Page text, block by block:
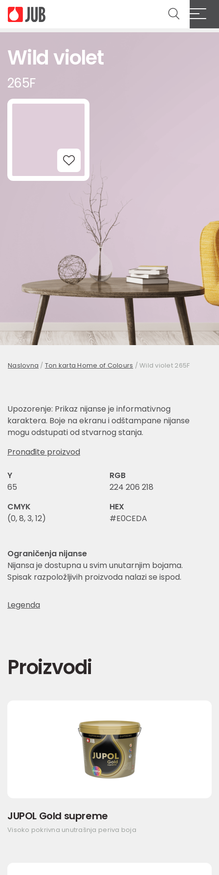
Wild violet
265F
Add to Wishlist
Naslovna / Ton karta Home of Colours /Wild violet 265F
Upozorenje: Prikaz nijanse je informativnog
karaktera. Boje na ekranu i odštampane nijanse
mogu odstupati od stvarnog stanja.
Pronađite proizvod
Y
65
RGB
224 206 218
CMYK
(0, 8, 3, 12)
HEX
#E0CEDA
Ograničenja nijanse
Nijansa je dostupna u svim unutarnjim bojama.
Spisak razpoložljivih proizvoda nalazi se ispod.
Legenda
Proizvodi
JUPOL Gold supreme
Visoko pokrivna unutrašnja periva boja